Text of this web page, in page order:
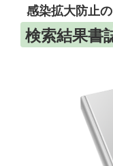
感染拡大防止
検索結果書